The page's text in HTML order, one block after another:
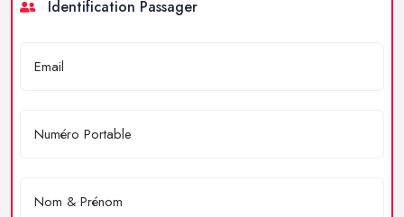
Identification Passager